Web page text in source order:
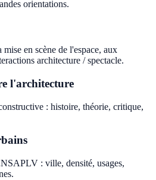
orientations.
en scène de l'espace, aux
architecture / spectacle.
l'architecture
: histoire, théorie, critique,
: ville, densité, usages,